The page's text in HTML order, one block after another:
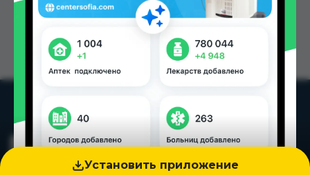
Установить приложение